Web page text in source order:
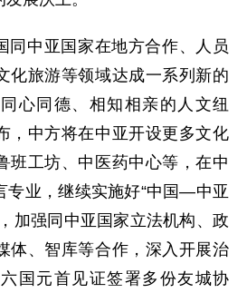
同中亚国家在地方合作、人员
化旅游等领域达成一系列新的
心同德、相知相亲的人文纽
，中方将在中亚开设更多文化
班工坊、中医药中心等，在中
专业，继续实施好“中国—中亚
加强同中亚国家立法机构、政
体、智库等合作，深入开展治
国元首见证签署多份友城协